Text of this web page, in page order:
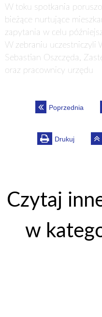
W toku spotkania
bieżące nurtujące
zapytania w celu
W zebraniu uczestniczyli
Sebastian Oszczęda,
oraz pracownicy urzędu
Poprzednia
Drukuj
Czytaj
w